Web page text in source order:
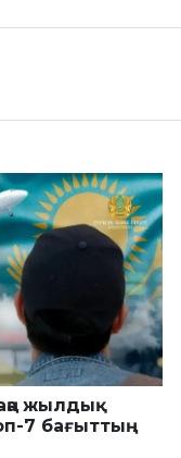
жылдық
7 бағыттың